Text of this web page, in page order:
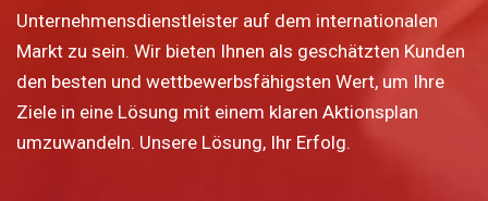
Unternehmensdienstleister auf dem internationalen
Markt zu sein. Wir bieten Ihnen als geschätzten Kunden
den besten und wettbewerbsfähigsten Wert, um Ihre
Ziele in eine Lösung mit einem klaren Aktionsplan
umzuwandeln. Unsere Lösung, Ihr Erfolg.